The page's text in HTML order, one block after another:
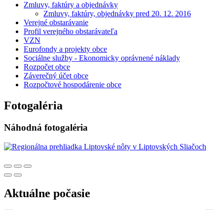
Zmluvy, faktúry a objednávky
Zmluvy, faktúry, objednávky pred 20. 12. 2016
Verejné obstarávanie
Profil verejného obstarávateľa
VZN
Eurofondy a projekty obce
Sociálne služby - Ekonomicky oprávnené náklady
Rozpočet obce
Záverečný účet obce
Rozpočtové hospodárenie obce
Fotogaléria
Náhodná fotogaléria
Aktuálne počasie